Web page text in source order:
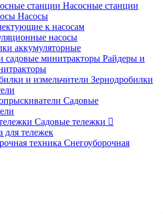
Насосные станции
Насосы
к насосам
насосы
аккумуляторные
Райдеры и
Зернодробилки
Садовые
Садовые тележки
для тележек
Снегоуборочная